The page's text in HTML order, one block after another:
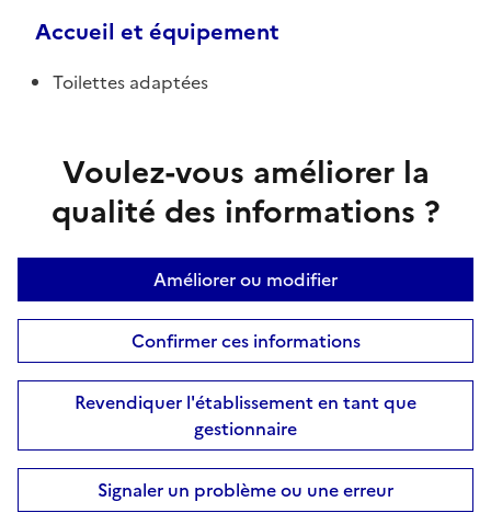
Accueil et équipement
Toilettes adaptées
Voulez-vous améliorer la
qualité des informations ?
Améliorer ou modifier
Confirmer ces informations
Revendiquer l'établissement en tant que
gestionnaire
Signaler un problème ou une erreur